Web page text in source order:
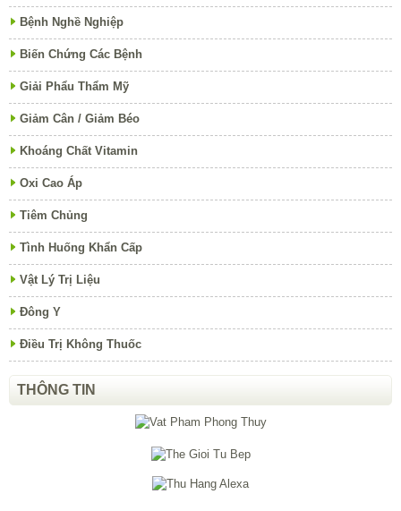
Bệnh Nghề Nghiệp
Biến Chứng Các Bệnh
Giải Phẩu Thẩm Mỹ
Giảm Cân / Giảm Béo
Khoáng Chất Vitamin
Oxi Cao Áp
Tiêm Chủng
Tình Huống Khẩn Cấp
Vật Lý Trị Liệu
Đông Y
Điều Trị Không Thuốc
THÔNG TIN